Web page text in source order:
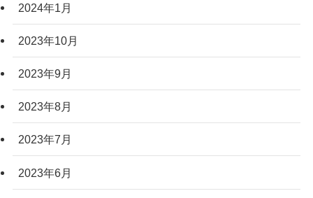
2024年1月
2023年10月
2023年9月
2023年8月
2023年7月
2023年6月